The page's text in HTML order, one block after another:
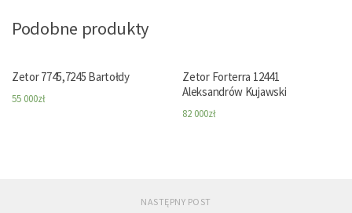
Podobne produkty
Zetor 7745,7245 Bartołdy
55 000zł
Zetor Forterra 12441
Aleksandrów Kujawski
82 000zł
NASTĘPNY POST